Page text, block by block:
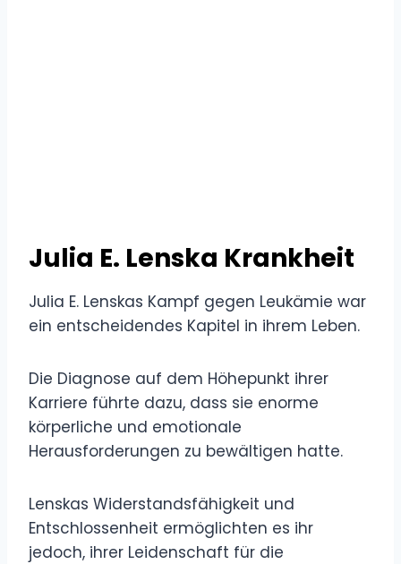
Julia E. Lenska Krankheit
Julia E. Lenskas Kampf gegen Leukämie war
ein entscheidendes Kapitel in ihrem Leben.
Die Diagnose auf dem Höhepunkt ihrer
Karriere führte dazu, dass sie enorme
körperliche und emotionale
Herausforderungen zu bewältigen hatte.
Lenskas Widerstandsfähigkeit und
Entschlossenheit ermöglichten es ihr
jedoch, ihrer Leidenschaft für die